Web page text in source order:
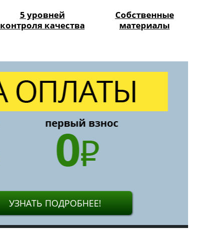
5 уровней
контроля качества
Собственные
материалы
УЗНАТЬ ПОДРОБНЕЕ!